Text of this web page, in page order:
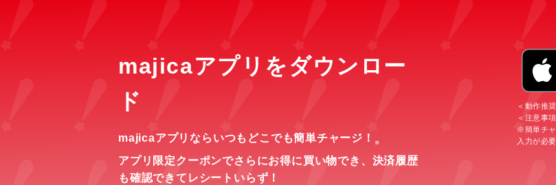
majicaアプリをダウンロー
ド
majicaアプリならいつもどこでも簡単チャージ！ ※
アプリ限定クーポンでさらにお得に買い物でき、 決済履歴
も確認できてレシートいらず！
＜動作推
＜注意事
※簡単チャ
入力が必